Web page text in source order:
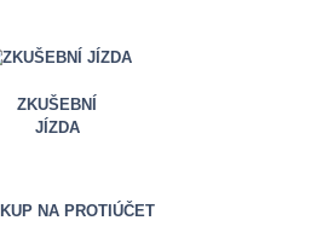
ZKUŠEBNÍ
JÍZDA